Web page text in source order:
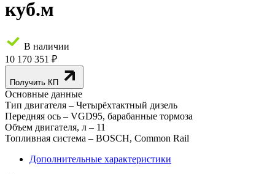
куб.м
В наличии
10 170 351 ₽
Получить КП
Основные данные
Тип двигателя – Четырёхтактный дизель
Передняя ось – VGD95, барабанные тормоза
Объем двигателя, л – 11
Топливная система – BOSCH, Common Rail
Дополнительные характеристики